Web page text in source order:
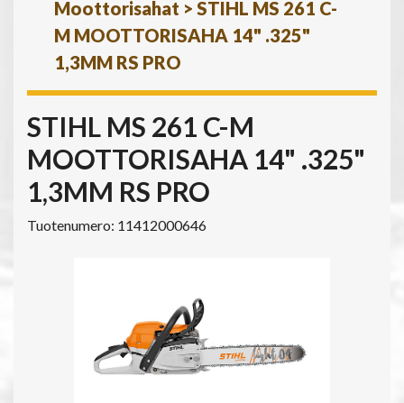
Moottorisahat > STIHL MS 261 C-
M MOOTTORISAHA 14" .325"
1,3MM RS PRO
STIHL MS 261 C-M
MOOTTORISAHA 14" .325"
1,3MM RS PRO
Tuotenumero: 11412000646